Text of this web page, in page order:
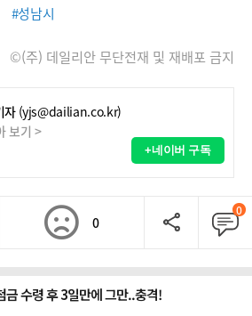
#성남시
©(주) 데일리안 무단전재 및 재배포 금지
자 (yjs@dailian.co.kr)
보기 >
+네이버 구독
0
0